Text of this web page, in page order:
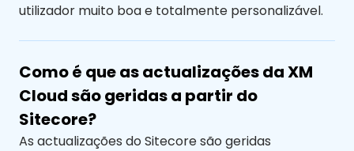
utilizador muito boa e totalmente personalizável.
Como é que as actualizações da XM
Cloud são geridas a partir do
Sitecore?
As actualizações do Sitecore são geridas